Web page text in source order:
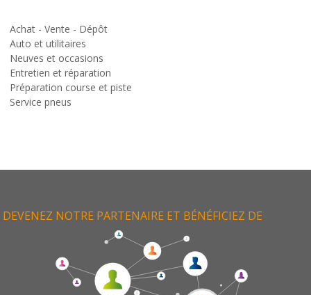
Achat - Vente - Dépôt
Auto et utilitaires
Neuves et occasions
Entretien et réparation
Préparation course et piste
Service pneus
DEVENEZ NOTRE PARTENAIRE ET BÉNÉFICIEZ DE